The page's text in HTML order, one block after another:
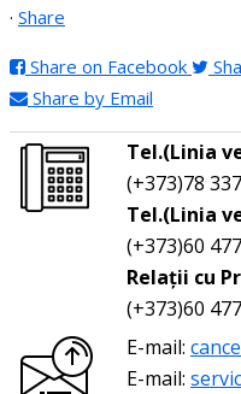
· Share
Share on Facebook
Share by Email
Tel.(Linia
(+373)78
Tel.(Linia
(+373)60
Relații cu
(+373)60
E-mail:
E-mail: